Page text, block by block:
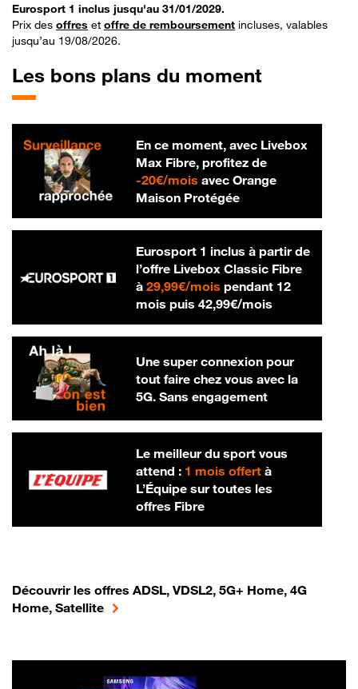
Eurosport 1 inclus jusqu'au 31/01/2029.
Prix des offres et offre de remboursement incluses, valables
jusqu’au 19/08/2026.
Les bons plans du moment
En ce moment, avec Livebox
Max Fibre, profitez de
-20€/mois20 € par mois
avec Orange
Maison Protégée
Eurosport 1 inclus à partir de
l’offre Livebox Classic Fibre
à 29,99€/mois29,99 € par mois
pendant 12
mois puis 42,99€/mois42,99 € par
Une super connexion pour
tout faire chez vous avec la
5G. Sans engagement
Le meilleur du sport vous
attend : 1 mois offertà
L’Équipe sur toutes les
offres Fibre
Découvrir les offres ADSL, VDSL2, 5G+ Home, 4G
Home, Satellite